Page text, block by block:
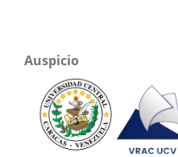
Auspicio